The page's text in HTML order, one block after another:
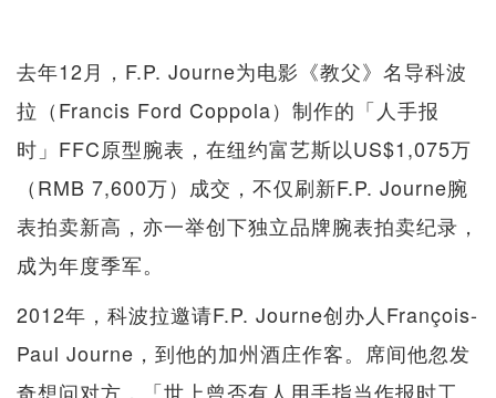
去年12月，F.P. Journe为电影《教父》名导科波
拉（Francis Ford Coppola）制作的「人手报
时」FFC原型腕表，在纽约富艺斯以US$1,075万
（RMB 7,600万）成交，不仅刷新F.P. Journe腕
表拍卖新高，亦一举创下独立品牌腕表拍卖纪录，
成为年度季军。
2012年，科波拉邀请F.P. Journe创办人François-
Paul Journe，到他的加州酒庄作客。席间他忽发
奇想问对方，「世上曾否有人用手指当作报时工